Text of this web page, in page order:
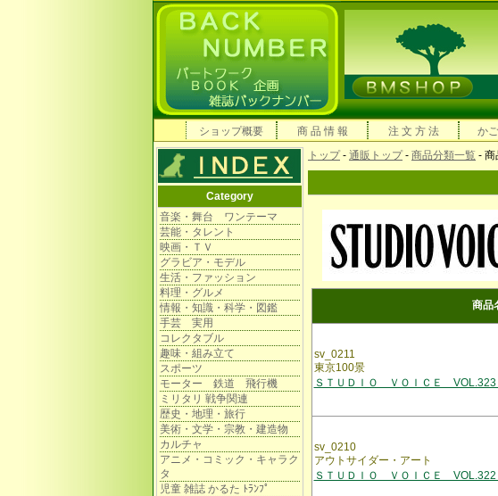
ショップ概要
商 品 情 報 注 文 方 法 か
Category
音楽・舞台 ワンテーマ
芸能・タレント
映画・ＴＶ
グラビア・モデル
生活・ファッション
料理・グルメ
情報・知識・科学・図鑑
手芸 実用
コレクタブル
趣味・組み立て
スポーツ
モーター 鉄道 飛行機
ミリタリ 戦争関連
歴史・地理・旅行
美術・文学・宗教・建造物
カルチャ
アニメ・コミック・キャラク
タ
児童 雑誌 かるた ﾄﾗﾝﾌﾟ
トップ- 通販トップ- 商品分類一覧 - 商
商品
sv_0211
東京100景
ＳＴＵＤＩＯ ＶＯＩＣＥ
sv_0210
アウトサイダー・アート
ＳＴＵＤＩＯ ＶＯＩＣＥ